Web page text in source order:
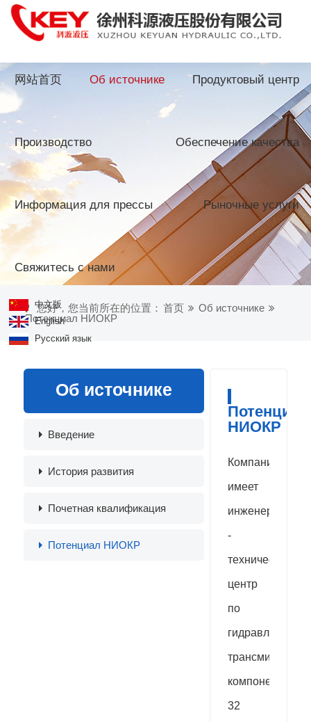
网站首页 Об источнике Продуктовый центр
Производство Обеспечение качества
Информация для прессы Рыночные услуги
Свяжитесь с нами
中文版
English
Русский язык
您好，您当前所在的位置： 首页
Об источнике
Потенциал НИОКР
Об источнике
Введение
История развития
Почетная квалификация
Потенциал НИОКР
Потенциал
НИОКР
Компания
имеет
инженерно
-
технический
центр
по
компонентам,
32